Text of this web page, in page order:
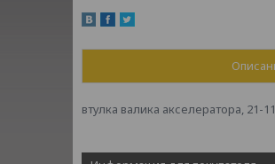
втулка валика акселератора, 21-